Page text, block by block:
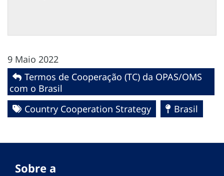
9 Maio 2022
Termos de Cooperação (TC) da OPAS/OMS
com o Brasil
Country Cooperation Strategy
Brasil
Sobre a